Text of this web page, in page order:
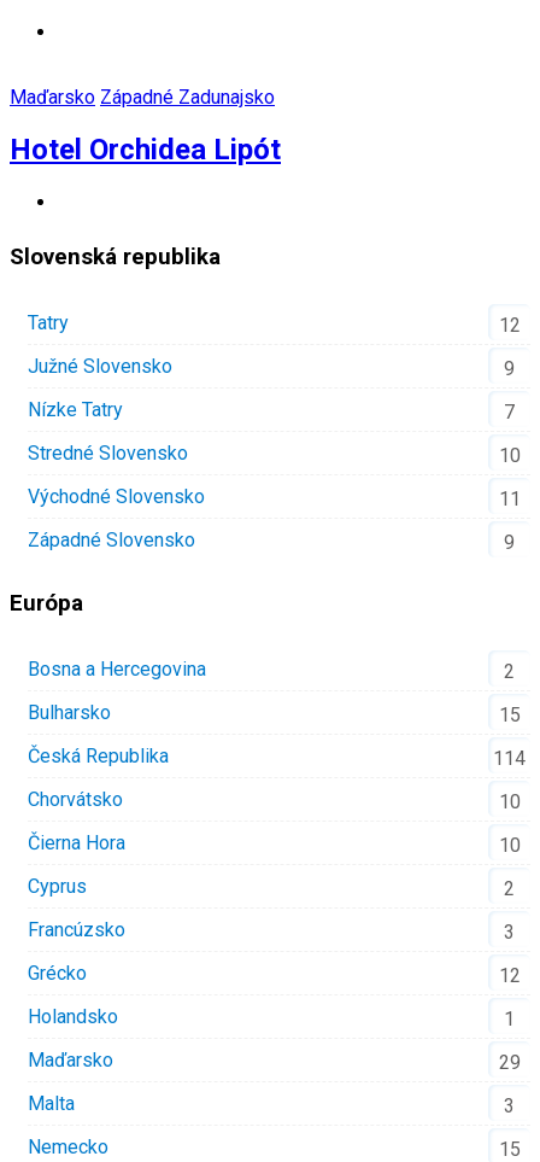
Maďarsko Západné Zadunajsko
Hotel Orchidea Lipót
Slovenská republika
Tatry
12
Južné Slovensko
9
Nízke Tatry
7
Stredné Slovensko
10
Východné Slovensko
11
Západné Slovensko
9
Európa
Bosna a Hercegovina
2
Bulharsko
15
Česká Republika
114
Chorvátsko
10
Čierna Hora
10
Cyprus
2
Francúzsko
3
Grécko
12
Holandsko
1
Maďarsko
29
Malta
3
Nemecko
15